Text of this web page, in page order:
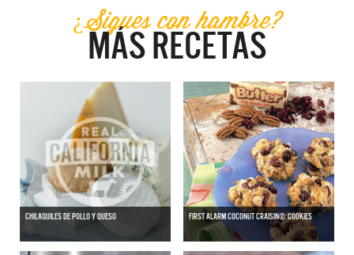
¿Sigues con hambre?
MÁS RECETAS
CHILAQUILES DE POLLO Y QUESO FIRST ALARM COCONUT CRAISIN® COOKIES